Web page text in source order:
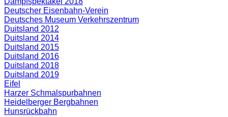
Deutscher Eisenbahn-Verein
Deutsches Museum Verkehrszentrum
Duitsland 2012
Duitsland 2014
Duitsland 2015
Duitsland 2016
Duitsland 2018
Duitsland 2019
Eifel
Harzer Schmalspurbahnen
Heidelberger Bergbahnen
Hunsrückbahn